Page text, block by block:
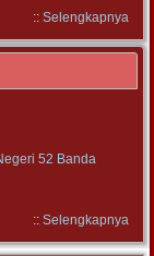
:: Selengkapnya
52 Banda
:: Selengkapnya